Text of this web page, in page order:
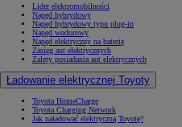
Lider elektromobilności
Napęd hybrydowy
Napęd hybrydowy typu plug-in
Napęd wodorowy
Napęd elektryczny na baterię
Zasięg aut elektrycznych
Zalety posiadania aut elektrycznych
Ładowanie elektrycznej Toyoty
Toyota HomeCharge
Toyota Charging Network
Jak naładować elektryczną Toyotę?